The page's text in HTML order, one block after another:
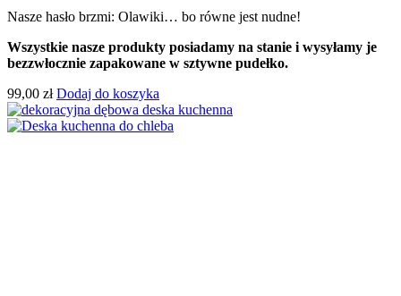
Nasze hasło brzmi: Olawiki… bo równe jest nudne!
Wszystkie nasze produkty posiadamy na stanie i wysyłamy je
bezzwłocznie zapakowane w sztywne pudełko.
99,00 zł Dodaj do koszyka